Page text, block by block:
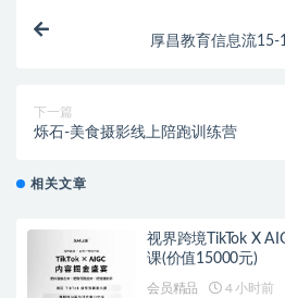
厚昌教育信息流15-
下一篇
烁石-美食摄影线上陪跑训练营
相关文章
视界跨境TikTok X
课(价值15000元)
会员精品 4 小时前